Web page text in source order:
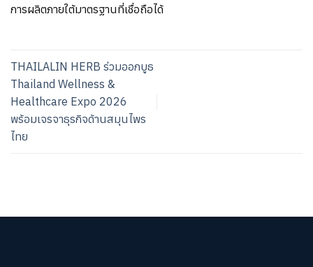
การผลิตภายใต้มาตรฐานที่เชื่อถือได้
THAILALIN HERB ร่วมออกบูธ
Thailand Wellness &
Healthcare Expo 2026
พร้อมเจรจาธุรกิจด้านสมุนไพร
ไทย